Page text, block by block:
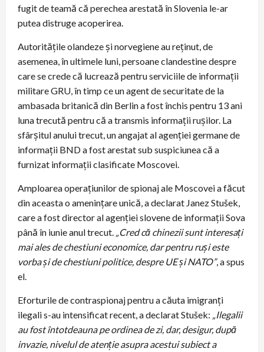
fugit de teamă că perechea arestată în Slovenia le-ar
putea distruge acoperirea.
Autoritățile olandeze și norvegiene au reținut, de
asemenea, în ultimele luni, persoane clandestine despre
care se crede că lucrează pentru serviciile de informații
militare GRU, în timp ce un agent de securitate de la
ambasada britanică din Berlin a fost închis pentru 13 ani
luna trecută pentru că a transmis informații rușilor. La
sfârșitul anului trecut, un angajat al agenției germane de
informații BND a fost arestat sub suspiciunea că a
furnizat informații clasificate Moscovei.
Amploarea operațiunilor de spionaj ale Moscovei a făcut
din aceasta o amenințare unică, a declarat Janez Stušek,
care a fost director al agenției slovene de informații Sova
până în iunie anul trecut. „Cred că chinezii sunt interesați
mai ales de chestiuni economice, dar pentru ruși este
vorba și de chestiuni politice, despre UE și NATO”, a spus
el.
Eforturile de contraspionaj pentru a căuta imigranți
ilegali s-au intensificat recent, a declarat Stušek: „Ilegalii
au fost întotdeauna pe ordinea de zi, dar, desigur, după
invazie, nivelul de atenție asupra acestui subiect a